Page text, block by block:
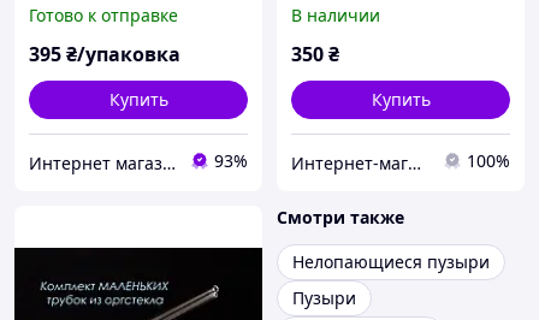
Готово к отправке
395₴/упаковка
Купить
Интернет магазин сувениров Старик Хоттабыч 93%
В наличии
350₴
Купить
Интернет-магазин AlexBubble Реквизит для шоу мыльных пузырей, фокусов, научного шоу 100%
Смотри также
Нелопающиеся пузыри
Пузыри